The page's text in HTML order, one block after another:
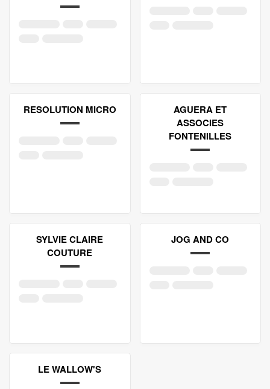
RESOLUTION MICRO
AGUERA ET
ASSOCIES
FONTENILLES
SYLVIE CLAIRE
COUTURE
JOG AND CO
LE WALLOW'S